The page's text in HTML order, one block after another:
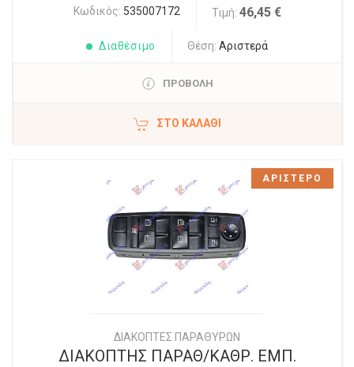
Κωδικός: 535007172 Τιμή: 46,45 €
Διαθέσιμο Θέση: Αριστερά
ΠΡΟΒΟΛΗ
ΣΤΟ ΚΑΛΆΘΙ
ΔΙΑΚΟΠΤΕΣ ΠΑΡΑΘΥΡΩΝ
ΔΙΑΚΟΠΤΗΣ ΠΑΡΑΘ/ΚΑΘΡ. ΕΜΠ.
ΑΡΙΣΤΕΡΟ